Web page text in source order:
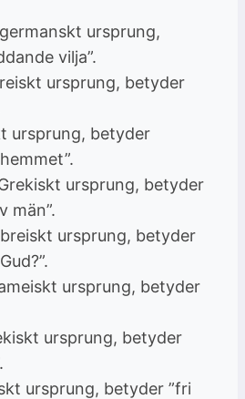
ursprung,
vilja”.
ursprung, betyder
ursprung, betyder
ursprung, betyder
män”.
ursprung, betyder
ursprung, betyder
ursprung, betyder
ursprung, betyder ”fri